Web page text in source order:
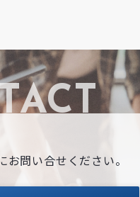
お問い合せください。